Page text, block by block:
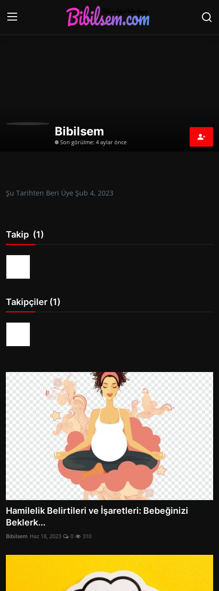
ANNE VE BEBEK
Dünden Bugüne
Uzay ve Dünya
Seyahat
Bibilsem
Son görülme: 4 aylar önce
Şu Tarihten Beri Üye Şub 4, 2023
Takip (1)
Takipçiler (1)
Hamilelik Belirtileri ve İşaretleri: Bebeğinizi
Beklerk...
Bibilsem Haz 18, 2023 0 310